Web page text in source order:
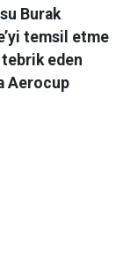
Burak
temsil etme
eden
Aerocup